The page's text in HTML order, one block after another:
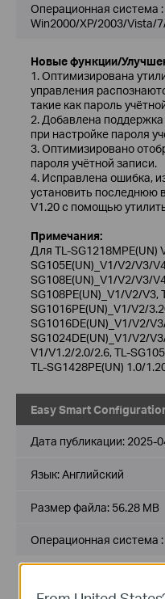
Операционная система :
Win2000/XP/2003/Vista/
Новые функции/
1. Оптимизирована
управления
такие как пароль
2. Добавлена
при настройке пароля
3. Оптимизировано
пароля учётной записи.
4. Исправлена ошибка,
установить последнюю
V1.20 с помощью
Примечания:
Для TL-SG1218MPE(UN)
SG105E(UN)_V1/V2/V3/
SG108E(UN)_V1/V2/V3/
SG108PE(UN)_V1/V2/V3,
SG1016PE(UN)_V1/V2/
SG1016DE(UN)_V1/V2/
SG1024DE(UN)_V1/V2/
V1/V1.2/2.0/2.6, TL-
TL-SG1428PE(UN) 1.0/
Easy Smart
Дата публикации: 2025-
Язык:Английский
Размер файла: 56.28 MB
Операционная система :
Version Info: